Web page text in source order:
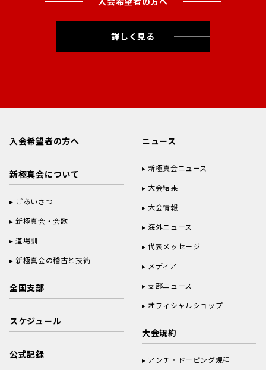
詳しく見る
入会希望者の方へ
新極真会について
ごあいさつ
新極真会・会歌
道場訓
新極真会の稽古と技術
全国支部
スケジュール
公式記録
ニュース
新極真会ニュース
大会結果
大会情報
海外ニュース
代表メッセージ
メディア
支部ニュース
オフィシャルショップ
大会規約
アンチ・ドーピング規程